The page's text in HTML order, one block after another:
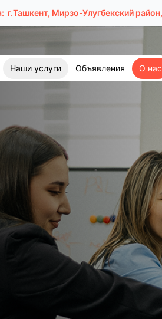
г.Ташкент, Мирзо-Улугбекский
Наши услуги Объявления О нас